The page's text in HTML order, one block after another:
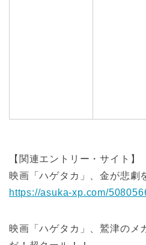
【関連エントリー・サイト】
映画「ハゲタカ」、金が悲劇
https://asuka-xp.com/
映画「ハゲタカ」、鷲津のメ